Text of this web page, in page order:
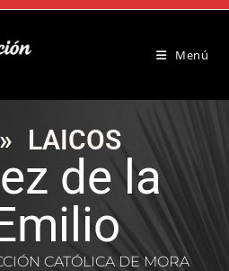
Menú
» LAICOS
de la
CATÓLICA DE MORA